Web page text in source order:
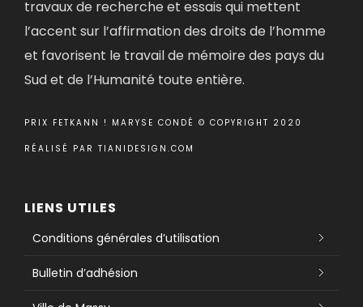
travaux de recherche et essais qui mettent
l’accent sur l’affirmation des droits de l’homme
et favorisent le travail de mémoire des pays du
Sud et de l’Humanité toute entière.
PRIX FETKANN ! MARYSE CONDÉ © COPYRIGHT 2020
RÉALISÉ PAR TIANIDESIGN.COM
LIENS UTILES
Conditions générales d’utilisation
Bulletin d’adhésion